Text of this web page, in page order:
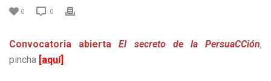
0 0
Convocatoria abiertaEl secreto de la PersuaCCión,
pincha [aquí]